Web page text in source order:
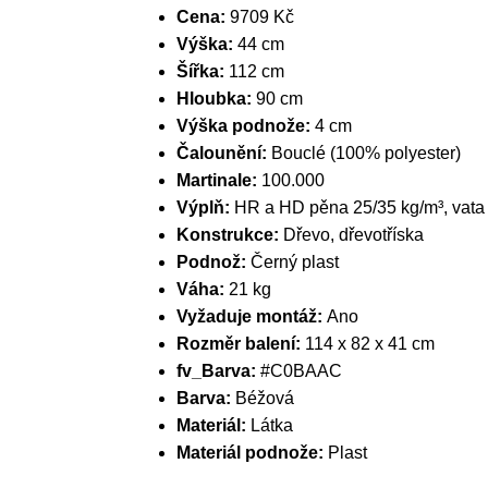
Cena: 9709 Kč
Výška: 44 cm
Šířka: 112 cm
Hloubka: 90 cm
Výška podnože: 4 cm
Čalounění: Bouclé (100% polyester)
Martinale: 100.000
Výplň: HR a HD pěna 25/35 kg/m³, vata
Konstrukce: Dřevo, dřevotříska
Podnož: Černý plast
Váha: 21 kg
Vyžaduje montáž: Ano
Rozměr balení: 114 x 82 x 41 cm
fv_Barva: #C0BAAC
Barva: Béžová
Materiál: Látka
Materiál podnože: Plast